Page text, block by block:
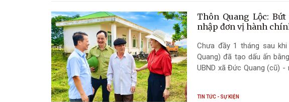
Thôn Quang Lộc:
nhập đơn vị hành
Chưa đầy 1 tháng sau
Quang) đã tạo dấu ấn
UBND xã Đức Quang (cũ)
TIN TỨC - SỰ KIỆN